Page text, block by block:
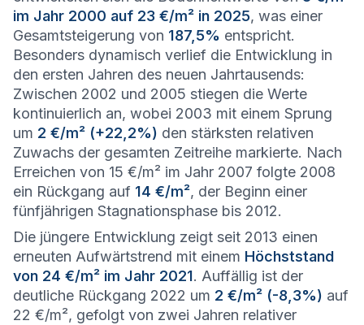
im Jahr 2000 auf 23 €/m² in 2025, was einer
Gesamtsteigerung von 187,5% entspricht.
Besonders dynamisch verlief die Entwicklung in
den ersten Jahren des neuen Jahrtausends:
Zwischen 2002 und 2005 stiegen die Werte
kontinuierlich an, wobei 2003 mit einem Sprung
um 2 €/m² (+22,2%) den stärksten relativen
Zuwachs der gesamten Zeitreihe markierte. Nach
Erreichen von 15 €/m² im Jahr 2007 folgte 2008
ein Rückgang auf 14 €/m², der Beginn einer
fünfjährigen Stagnationsphase bis 2012.
Die jüngere Entwicklung zeigt seit 2013 einen
erneuten Aufwärtstrend mit einem Höchststand
von 24 €/m² im Jahr 2021. Auffällig ist der
deutliche Rückgang 2022 um 2 €/m² (-8,3%) auf
22 €/m², gefolgt von zwei Jahren relativer